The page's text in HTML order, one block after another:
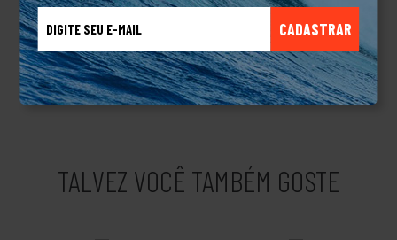
CADASTRAR
essas sensações, dando liberdade e conforto quando estão
calçados.A marca caiu rapidamente nos gostos dos jovens com
estilos de vida no surf, skate e bodyboard. Chegaram na Europa,
viraram tendência em Portugal, cruzando fronteiras.Produto
Original.
TALVEZ VOCÊ TAMBÉM GOSTE